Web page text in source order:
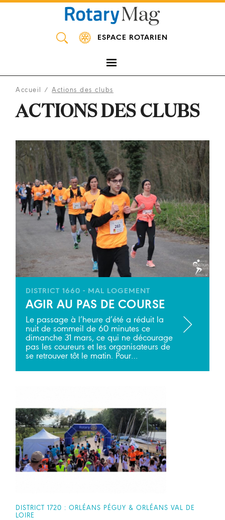
ESPACE ROTARIEN
Accueil /Actions des clubs
ACTIONS DES CLUBS
DISTRICT 1660 - MAL LOGEMENT
AGIR AU PAS DE COURSE
Le passage à l’heure d’été a réduit la
nuit de sommeil de 60 minutes ce
dimanche 31 mars, ce qui ne décourage
pas les coureurs et les organisateurs de
se retrouver tôt le matin. Pour…
DISTRICT 1720 : ORLÉANS PÉGUY & ORLÉANS VAL DE
LOIRE
Panneau de gestion des cookies